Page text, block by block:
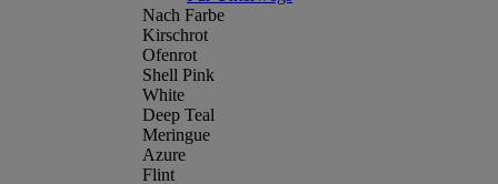
Nach Farbe
Kirschrot
Ofenrot
Shell Pink
White
Deep Teal
Meringue
Azure
Flint